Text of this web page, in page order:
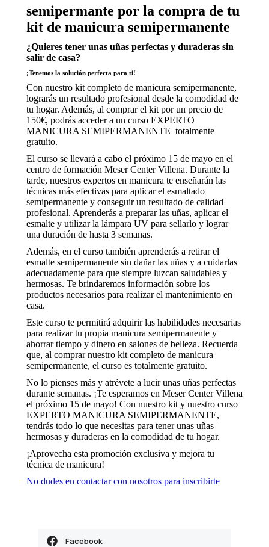
semipermante por la compra de tu
kit de manicura semipermanente
¿Quieres tener unas uñas perfectas y duraderas sin
salir de casa?
¡Tenemos la solución perfecta para ti!
Con nuestro kit completo de manicura semipermanente,
lograrás un resultado profesional desde la comodidad de
tu hogar. Además, al comprar el kit por un precio de
150€, podrás acceder a un curso EXPERTO
MANICURA SEMIPERMANENTE totalmente
gratuito.
El curso se llevará a cabo el próximo 15 de mayo en el
centro de formación Meser Center Villena. Durante la
tarde, nuestros expertos en manicura te enseñarán las
técnicas más efectivas para aplicar el esmaltado
semipermanente y conseguir un resultado de calidad
profesional. Aprenderás a preparar las uñas, aplicar el
esmalte y utilizar la lámpara UV para sellarlo y lograr
una duración de hasta 3 semanas.
Además, en el curso también aprenderás a retirar el
esmalte semipermanente sin dañar las uñas y a cuidarlas
adecuadamente para que siempre luzcan saludables y
hermosas. Te brindaremos información sobre los
productos necesarios para realizar el mantenimiento en
casa.
Este curso te permitirá adquirir las habilidades necesarias
para realizar tu propia manicura semipermanente y
ahorrar tiempo y dinero en salones de belleza. Recuerda
que, al comprar nuestro kit completo de manicura
semipermanente, el curso es totalmente gratuito.
No lo pienses más y atrévete a lucir unas uñas perfectas
durante semanas. ¡Te esperamos en Meser Center Villena
el próximo 15 de mayo! Con nuestro kit y nuestro curso
EXPERTO MANICURA SEMIPERMANENTE,
tendrás todo lo que necesitas para tener unas uñas
hermosas y duraderas en la comodidad de tu hogar.
¡Aprovecha esta promoción exclusiva y mejora tu
técnica de manicura!
No dudes en contactar con nosotros para inscribirte
Facebook
se usa la
Experiencia
Para que
funcione lo
mejor posible
durante tu
visita. Si
rechaza estas
cookies,
algunas
funcionalidades
desaparecerán
de la web.
Marketing
Al compartir
tus intereses y
comportamiento
mientras visitas
nuestro sitio,
aumentas la
posibilidad de
ofertas
personalizados.